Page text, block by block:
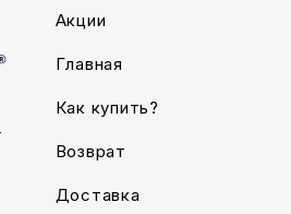
Акции
Главная
Как купить?
Возврат
Доставка